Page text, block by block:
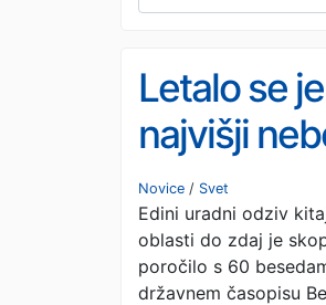
Letalo se
najvišji
Pekingu:
molči,
izginjajo s
Novice / Svet
Edini uradni odziv
oblasti do zdaj je
poročilo s 60
državnem časopisu